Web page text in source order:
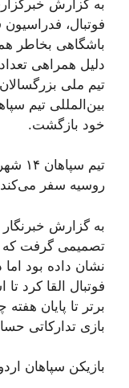
به گزارش
فوتبال، فدراسیون
باشگاهی بخاطر
دلیل همراهی
تیم ملی
بین‌المللی تیم
خود بازگشت.
تیم
روسیه سفر
به گزارش
تصمیمی گرفت که
نشان داده بود
فوتبال القا کرد
برتر تا پایان
بازی تدارکاتی
بازیکن سپاهان